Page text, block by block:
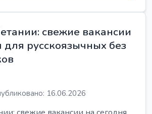
свежие вакансии
для русскоязычных без
16.06.2026